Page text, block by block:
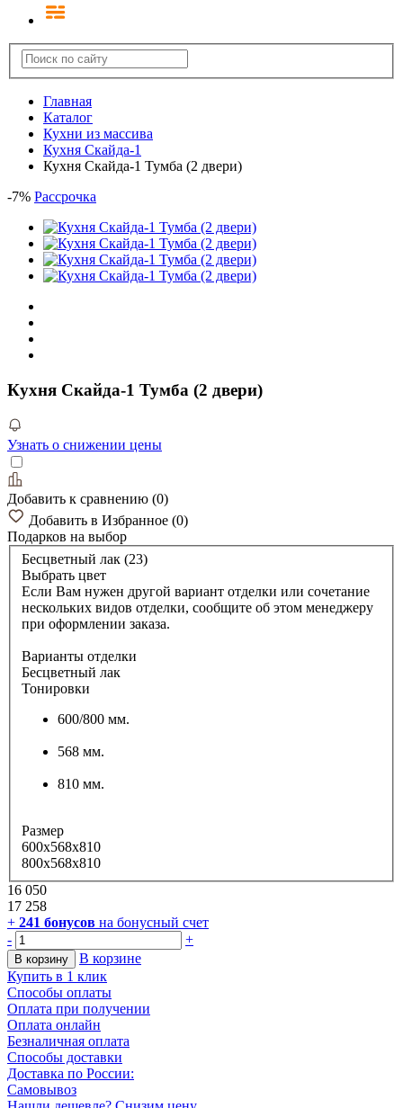
Главная
Каталог
Кухни из массива
Кухня Скайда-1
Кухня Скайда-1 Тумба (2 двери)
-7% Рассрочка
Кухня Скайда-1 Тумба (2 двери)
Узнать о снижении цены
Добавить к сравнению (0)
Добавить в Избранное (0)
Подарков на выбор
Бесцветный лак (23)
Выбрать цвет
Если Вам нужен другой вариант отделки или сочетание
нескольких видов отделки, сообщите об этом менеджеру
при оформлении заказа.
Варианты отделки
Бесцветный лак
Тонировки
600/800 мм.
568 мм.
810 мм.
Размер
600x568x810
800x568x810
16 050
17 258
+ 241 бонусов на бонусный счет
-
+
В корзину
В корзине
Купить в 1 клик
Способы оплаты
Оплата при получении
Оплата онлайн
Безналичная оплата
Способы доставки
Доставка по России:
Самовывоз